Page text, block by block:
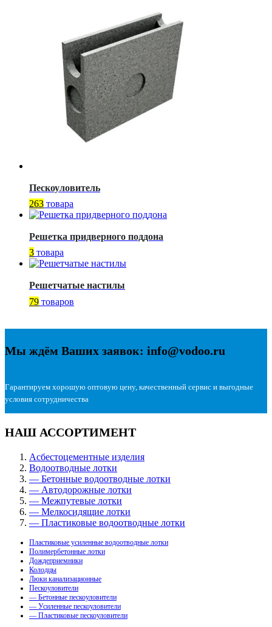
Пескоуловитель
263 товара
Решетка придверного поддона
3 товара
Решетчатые настилы
79 товаров
Мы ждём Ваших заявок: info@vodoo.ru
Гарантируем хорошую оптовую цену, качественный сервис и выгодные
условия сотрудничества
НАШ АССОРТИМЕНТ
Асбестоцементные изделия
Водоотводные лотки
— Бетонные водоотводные лотки
— Автодорожные лотки
— Межпутевые лотки
— Мелкосидящие лотки
— Пластиковые водоотводные лотки
Пластиковые усиленные водоотводные лотки
Полимербетонные лотки
Дождеприемники
Колодцы
Люки канализационные
Пескоуловители
— Бетонные пескоуловители
— Усиленные пескоуловители
— Пластиковые пескоуловители